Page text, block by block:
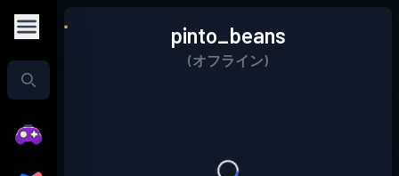
pinto_beans
(オフライン)